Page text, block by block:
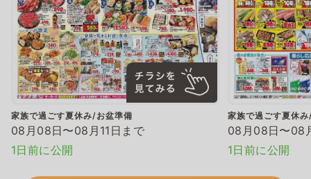
家族で過ごす夏休み/お盆準備
08月08日〜08月11日まで
1日前に公開
家族で過ごす夏休
08月08日〜08
1日前に公開